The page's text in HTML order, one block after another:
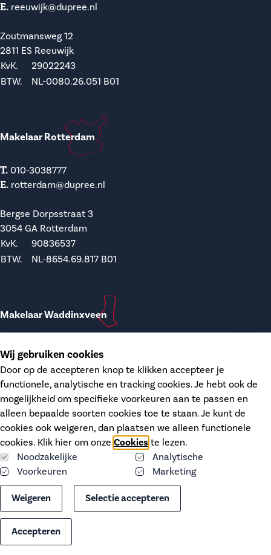
E. reeuwijk@dupree.nl
Zoutmansweg 12
2811 ES Reeuwijk
KvK.
29022243
BTW.
NL-0080.26.051 B01
Makelaar Rotterdam
T. 010-3038777
E. rotterdam@dupree.nl
Bergse Dorpsstraat 3
3054 GA Rotterdam
KvK.
90836537
BTW.
NL-8654.69.817 B01
Makelaar Waddinxveen
T. 0182-748207
waddinxveen@dupree.nl
Kanaalstraat 12
2741 HH Waddinxveen
KvK.
68406606
BTW.
NL-8574.26.746 B01
Website door:BlackDesk
Cookies
Privacy statement
Wij gebruiken cookies
Door op de accepteren knop te klikken accepteer je
functionele, analytische en tracking cookies. Je hebt ook de
mogelijkheid om specifieke voorkeuren aan te passen en
alleen bepaalde soorten cookies toe te staan. Je kunt de
cookies ook weigeren, dan plaatsen we alleen functionele
cookies. Klik hier om onze Cookies te lezen.
Noodzakelijke
Analytische
Voorkeuren
Marketing
Weigeren Selectie accepteren
Accepteren